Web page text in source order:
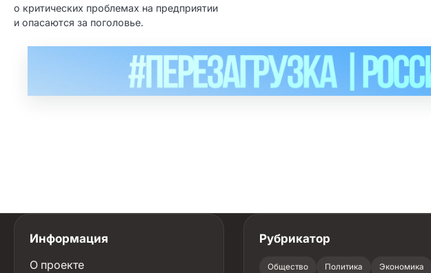
о критических проблемах на предприятии
и опасаются за поголовье.
Информация
О проекте
Рубрикатор
Общество Политика Экономика